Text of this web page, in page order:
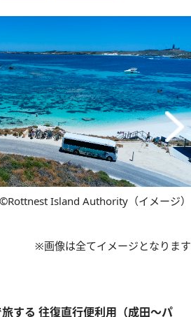
Island Authority（イメージ）
※画像は全てイメージとなります
する 往復直行便利用（成田～パ